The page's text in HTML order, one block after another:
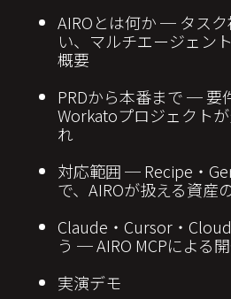
AIROとは何か ─ タス
い、マルチエージェン
概要
PRDから本番まで ─ 要
Workatoプロジェクト
れ
対応範囲 ─ Recipe・
で、AIROが扱える資産
Claude・Cursor・
う ─ AIRO MCPによる
実演デモ